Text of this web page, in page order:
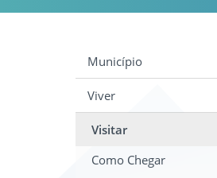
Município
Viver
Visitar
Como Chegar